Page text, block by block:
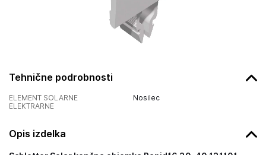
Tehnične podrobnosti
ELEMENT SOLARNE
ELEKTRARNE
Nosilec
Opis izdelka